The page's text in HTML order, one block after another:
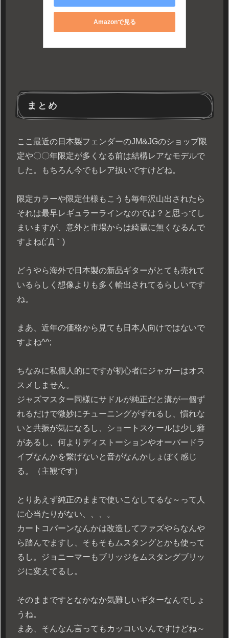
Amazonで見る
まとめ
ここ最近の日本製フェンダーのJM&JGのショップ限
定や〇〇年限定が多くなる前は結構レアなモデルで
した。もちろん今でもレア扱いですけどね。
限定カラーや限定仕様もこうも毎年沢山出されたら
それは最早レギュラーラインなのでは？と思ってし
まいますが、意外と市場からは綺麗に無くなるんで
すよね(;´Д｀)
どうやら海外で日本製の新品ギターがとても売れて
いるらしく想像よりも多く輸出されてるらしいです
ね。
まあ、近年の価格から見ても日本人向けではないで
すよね^^;
ちなみに私個人的にですが初心者にジャガーはオス
スメしません。
ジャズマスター同様にサドルが純正だと溝が一個ず
れるだけで微妙にチューニングがずれるし、慣れな
いと共振が気になるし、ショートスケールは少し癖
があるし、何よりディストーションやオーバードラ
イブなんかを繋げないと音がなんかしょぼく感じ
る。（主観です）
とりあえず純正のままで使いこなしてるな～って人
に心当たりがない、、、。
カートコバーンなんかは改造してファズやらなんや
ら踏んでますし、そもそもムスタングとかも使って
るし。ジョニーマーもブリッジをムスタングブリッ
ジに変えてるし。
そのままですとなかなか気難しいギターなんでしょ
うね。
まあ、そんなん言ってもカッコいいんですけどね～